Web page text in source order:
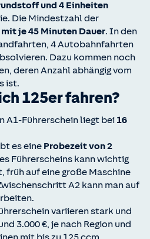
und 4 Einheiten
Die Mindestzahl der
mit je 45 Minuten Dauer. In den
4 Autobahnfahrten
Dazu kommen noch
deren Anzahl abhängig vom
ist.
125er fahren?
A1-Führerschein liegt bei 16
es eine Probezeit von 2
Führerscheins kann wichtig
früh auf eine große Maschine
A2 kann man auf
variieren stark und
3.000 €, je nach Region und